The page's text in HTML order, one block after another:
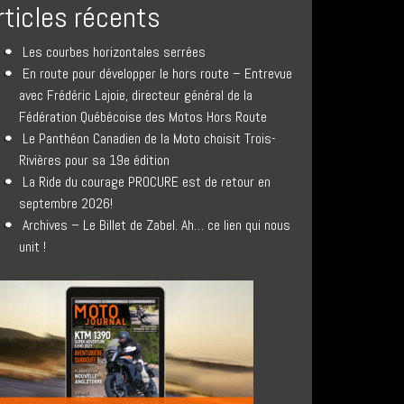
récents
Les courbes horizontales serrées
En route pour développer le hors route – Entrevue
avec Frédéric Lajoie, directeur général de la
Fédération Québécoise des Motos Hors Route
Le Panthéon Canadien de la Moto choisit Trois-
Rivières pour sa 19e édition
La Ride du courage PROCURE est de retour en
septembre 2026!
Archives – Le Billet de Zabel. Ah… ce lien qui nous
unit !